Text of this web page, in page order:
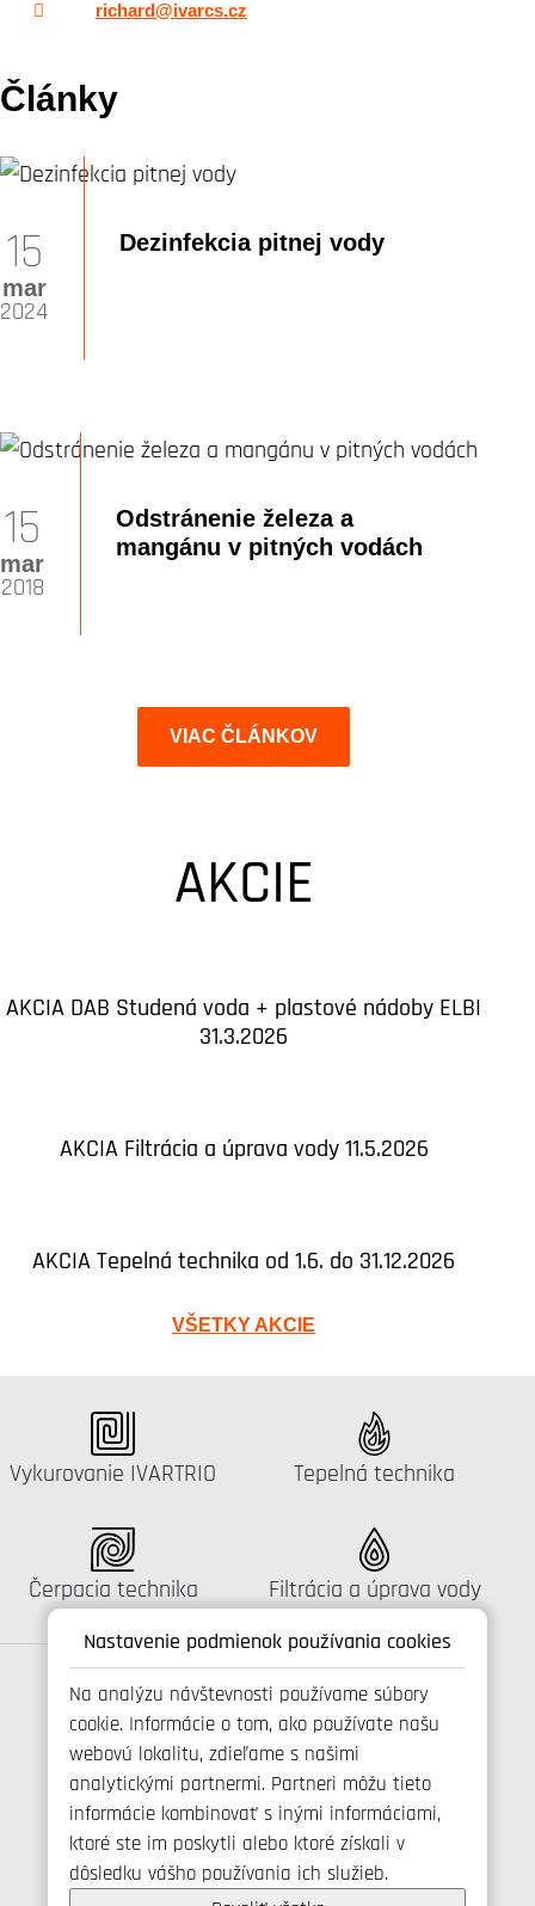
Nastavenie podmienok používania cookies
Na analýzu návštevnosti používame súbory
cookie. Informácie o tom, ako používate našu
webovú lokalitu, zdieľame s našimi
analytickými partnermi. Partneri môžu tieto
informácie kombinovať s inými informáciami,
ktoré ste im poskytli alebo ktoré získali v
dôsledku vášho používania ich služieb.
richard@ivarcs.cz
Články
Dezinfekcia pitnej vody
15
mar
2024
Odstránenie železa a
mangánu v pitných vodách
15
mar
2018
VIAC ČLÁNKOV
AKCIE
AKCIA DAB Studená voda + plastové nádoby ELBI
31.3.2026
AKCIA Filtrácia a úprava vody 11.5.2026
AKCIA Tepelná technika od 1.6. do 31.12.2026
VŠETKY AKCIE
Katalógus:
Vykurovanie IVARTRIO Katalógus:
Tepelná technika
Katalógus:
Čerpacia technika Katalógus:
Filtrácia a úprava vody
Spojte se s námi
+421 346 214 431
info@ivarsk.sk
Ochrana osobných údajov